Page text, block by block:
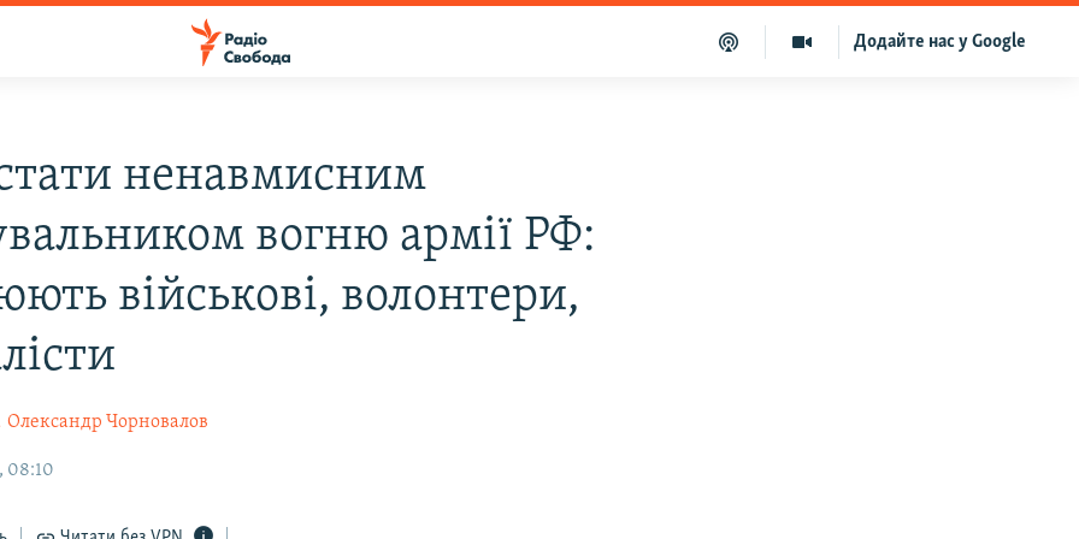
Додайте нас у Google
ненавмисним
вогню армії РФ:
військові, волонтери,
Олександр Чорновалов
08:10